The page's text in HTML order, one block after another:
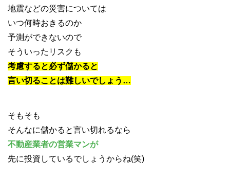
地震などの災害については
いつ何時おきるのか
予測ができないので
そういったリスクも
考慮すると必ず儲かると
言い切ることは難しいでしょう…
そもそも
そんなに儲かると言い切れるなら
不動産業者の営業マンが
先に投資しているでしょうからね(笑)